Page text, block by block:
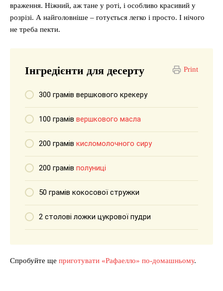
враження. Ніжний, аж тане у роті, і особливо красивий у
розрізі. А найголовніше – готується легко і просто. І нічого
не треба пекти.
Print
Інгредієнти для десерту
300 грамів вершкового крекеру
100 грамів вершкового масла
200 грамів кисломолочного сиру
200 грамів полуниці
50 грамів кокосової стружки
2 столові ложки цукрової пудри
Спробуйте ще приготувати «Рафаелло» по-домашньому.